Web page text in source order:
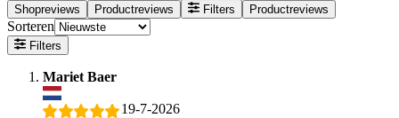
Shopreviews
Productreviews Filters Productreviews
Sorteren
Filters
Mariet Baer
19-7-2026